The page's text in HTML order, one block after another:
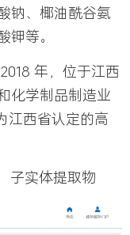
钠、椰油酰谷氨
等。
年，位于江西
化学制品制造业
江西省认定的高
子实体提取物